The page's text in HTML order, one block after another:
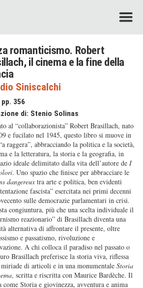
romanticismo. Robert
il cinema e la fine della
Siniscalchi
356
di: Stenio Solinas
al “collaborazionista” Robert Brasillach, nato
e fucilato nel 1945, questo libro si muove in
raggera”, abbracciando la politica e la società,
e la letteratura, la storia e la geografia, in
ideale delimitato dalla vita dell’autore de I
. Uno spazio che finisce per abbracciare le
dangereuxtra arte e politica, ben evidenti
fascista” esercitata nei primi decenni
sulle democrazie parlamentari in crisi.
congiuntura, più che una scelta individuale il
reazionario” di Brasillach diventa una
alternativa di affrontare il presente, oltre
e passatismo, rivoluzione e
A chi colloca il paradiso nel passato o
Brasillach preferisce la storia viva, riflessa
di articoli e in una monumentale Storia
, scritta e riscritta con Maurice Bardèche. Il
come Storia e giovinezza, avventura e anima